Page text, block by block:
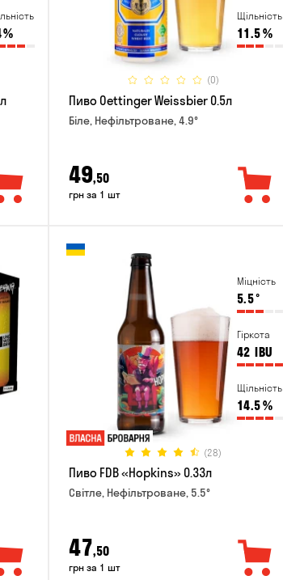
%
Щільність
11.5%
(0)
Пиво Oettinger Weissbier 0.5л
Біле, Нефільтроване, 4.9°
49,50
грн за 1 шт
Міцність
5.5°
Гіркота
42 IBU
Щільність
14.5%
(28)
Пиво FDB «Hopkins» 0.33л
Світле, Нефільтроване, 5.5°
47,50
грн за 1 шт